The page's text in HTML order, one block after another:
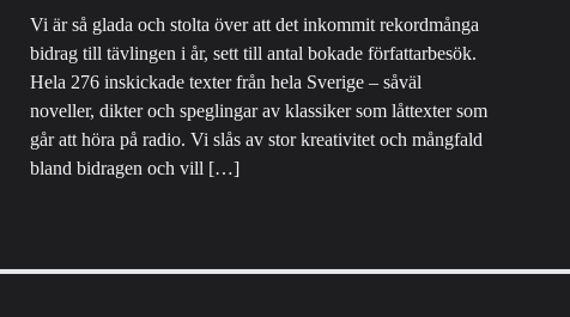
Vi är så glada och stolta över att det inkommit rekordmånga
bidrag till tävlingen i år, sett till antal bokade författarbesök.
Hela 276 inskickade texter från hela Sverige – såväl
noveller, dikter och speglingar av klassiker som låttexter som
går att höra på radio. Vi slås av stor kreativitet och mångfald
bland bidragen och vill […]